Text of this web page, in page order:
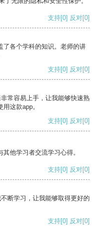
支持[0] 反对[0]
了各个学科的知识。老师的讲
支持[0] 反对[0]
常容易上手，让我能够快速熟
这款app。
支持[0] 反对[0]
他学习者交流学习心得。
支持[0] 反对[0]
断学习，让我能够取得更好的
支持[0] 反对[0]